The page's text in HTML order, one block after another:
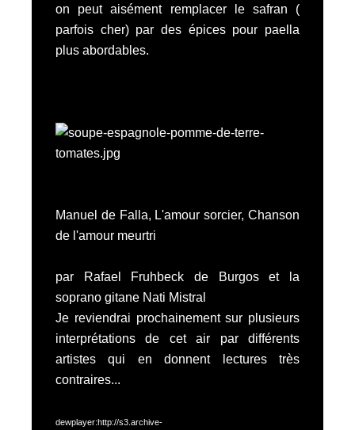
on peut aisément remplacer le safran (
parfois cher) par des épices pour paella
plus abordables.
Manuel de Falla, L'amour sorcier, Chanson
de l'amour meurtri
par Rafael Fruhbeck de Burgos et la
soprano gitane Nati Mistral
Je reviendrai prochainement sur plusieurs
interprétations de cet air par différents
artistes qui en donnent lectures très
contraires...
dewplayer:http://s3.archive-